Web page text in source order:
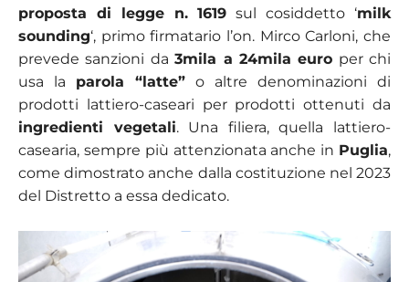
proposta di legge n. 1619 sul cosiddetto ‘milk
sounding‘, primo firmatario l’on. Mirco Carloni, che
prevede sanzioni da3mila a 24mila euro per chi
usa la parola “latte” o altre denominazioni di
prodotti lattiero-caseari per prodotti ottenuti da
ingredienti vegetali. Una filiera, quella lattiero-
casearia, sempre più attenzionata anche in Puglia,
come dimostrato anche dalla costituzione nel 2023
del Distretto a essa dedicato.